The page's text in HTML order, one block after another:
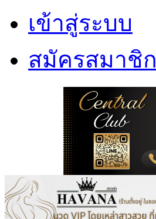
เข้าสู่ระบบ
สมัครสมาชิก